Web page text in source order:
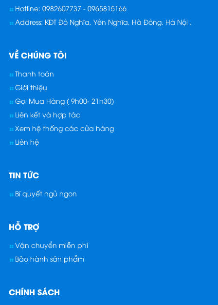
Hotline: 0982607737 - 0965815166
Address: KĐT Đô Nghĩa, Yên Nghĩa, Hà Đông. Hà Nội .
VỀ CHÚNG TÔI
Thanh toán
Giới thiệu
Gọi Mua Hàng ( 9h00- 21h30)
Liên kết và hợp tác
Xem hệ thống các cửa hàng
Liên hệ
TIN TỨC
Bí quyết ngủ ngon
HỖ TRỢ
Vận chuyển miễn phí
Bảo hành sản phẩm
CHÍNH SÁCH